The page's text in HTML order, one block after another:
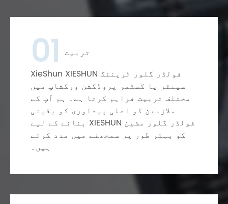
01 تربیت
XieShun XIESHUN فولڈر گلور ٹریننگ
سینٹر یا کسٹمر پروڈکشن ورکشاپ میں
مختلف تربیت فراہم کرتا ہے۔ ہم آپ کے
ملازمین کو اعلی پیداوری کو یقینی
بنانے کے لیے XIESHUN فولڈر گلور مشین
کو بہتر طور پر سمجھنے میں مدد کرتے
ہیں۔